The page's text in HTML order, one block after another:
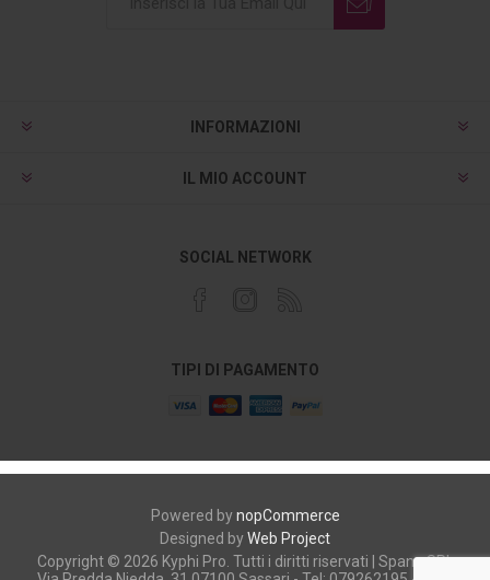
INFORMAZIONI
IL MIO ACCOUNT
SOCIAL NETWORK
TIPI DI PAGAMENTO
Powered bynopCommerce
Designed byWeb Project
Copyright © 2026 Kyphi Pro. Tutti i diritti riservati | Spano SRL